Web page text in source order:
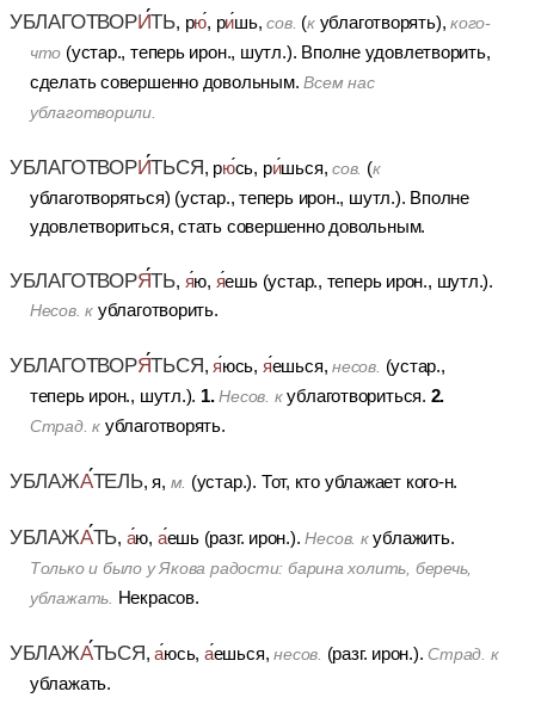
УБЛАГОТВОРИТЬ, рю, ришь,сов. (кублаготворять),кого-
что (устар., теперь ирон., шутл.). Вполне удовлетворить,
сделать совершенно довольным. Всем нас
ублаготворили.
УБЛАГОТВОРИТЬСЯ, рюсь, ришься,сов. (к
ублаготворяться) (устар., теперь ирон., шутл.). Вполне
удовлетвориться, стать совершенно довольным.
УБЛАГОТВОРЯТЬ, яю, яешь (устар., теперь ирон., шутл.).
Несов. к ублаготворить.
УБЛАГОТВОРЯТЬСЯ,яюсь, яешься,несов. (устар.,
теперь ирон., шутл.). 1. Несов. кублаготвориться. 2.
Страд. к ублаготворять.
УБЛАЖАТЕЛЬ, я, м. (устар.). Тот, кто ублажает кого-н.
УБЛАЖАТЬ, аю, аешь (разг. ирон.).Несов. кублажить.
Только и было у Якова радости: барина холить, беречь,
ублажать.
Некрасов.
УБЛАЖАТЬСЯ,аюсь, аешься,несов. (разг. ирон.). Страд. к
ублажать.